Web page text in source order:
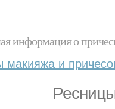
информация о
макияжа и